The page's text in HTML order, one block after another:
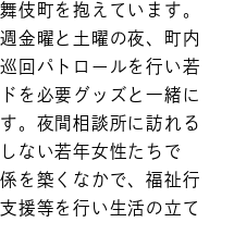
伎町を抱えています。
金曜と土曜の夜、町内
回パトロールを行い若
を必要グッズと一緒に
。夜間相談所に訪れる
ない若年女性たちで
を築くなかで、福祉行
援等を行い生活の立て